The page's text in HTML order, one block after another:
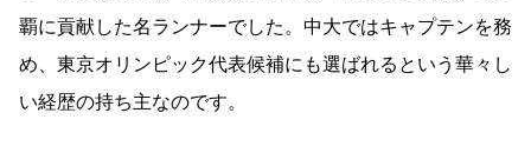
覇に貢献した名ランナーでした。中大ではキャプテンを務
め、東京オリンピック代表候補にも選ばれるという華々し
い経歴の持ち主なのです。